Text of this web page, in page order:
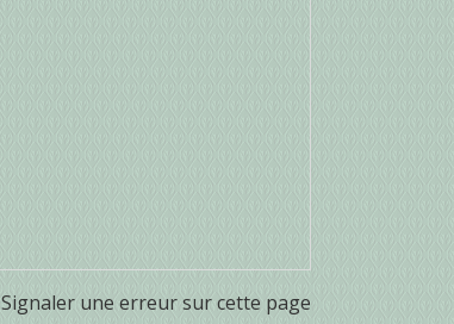
Signaler une erreur sur cette page